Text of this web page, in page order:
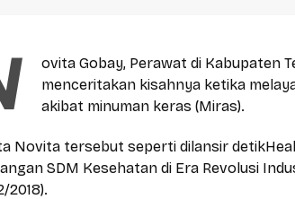
ovita Gobay, Perawat di Kabupaten
menceritakan kisahnya ketika
akibat minuman keras (Miras).
Novita tersebut seperti dilansir
SDM Kesehatan di Era Revolusi
2018).